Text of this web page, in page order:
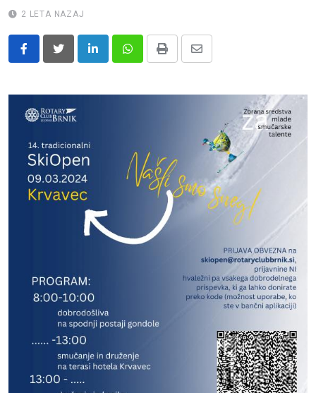
2 LETA NAZAJ
LinkedInWhatsappPrint
Share
Email